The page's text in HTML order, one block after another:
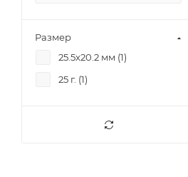
Размер
25.5x20.2 мм (1)
25 г. (1)